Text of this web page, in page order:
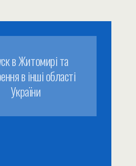
в Житомирі та
в інші області
України